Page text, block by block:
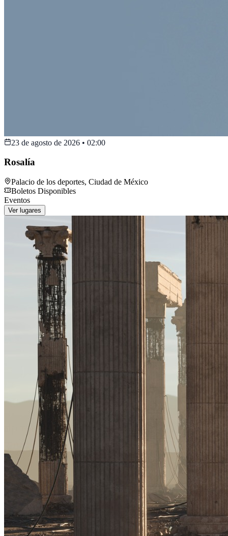
23 de agosto de 2026 • 02:00
Rosalía
Palacio de los deportes, Ciudad de México
Boletos Disponibles
Eventos
Ver lugares